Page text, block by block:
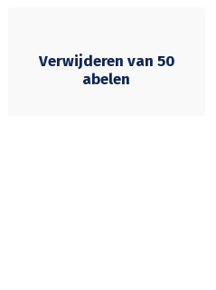
Verwijderen van 50
abelen